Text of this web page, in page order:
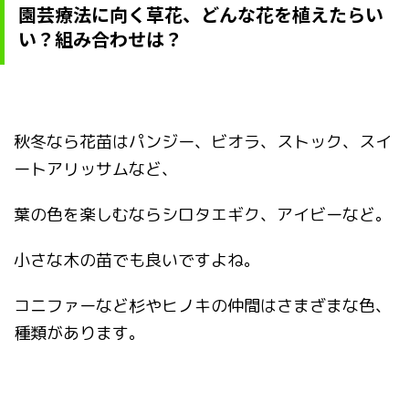
園芸療法に向く草花、どんな花を植えたらい
い？組み合わせは？
秋冬なら花苗はパンジー、ビオラ、ストック、スイ
ートアリッサムなど、
葉の色を楽しむならシロタエギク、アイビーなど。
小さな木の苗でも良いですよね。
コニファーなど杉やヒノキの仲間はさまざまな色、
種類があります。